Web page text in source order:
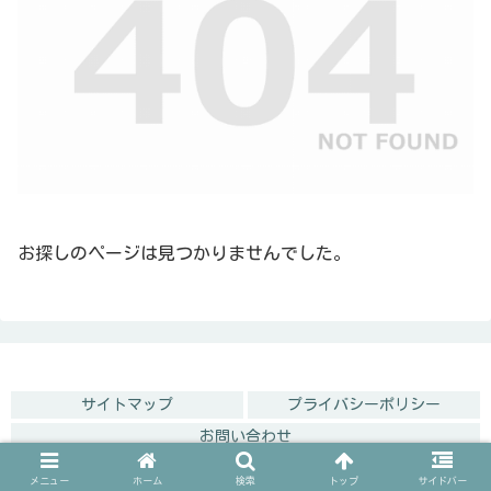
お探しのページは見つかりませんでした。
サイトマップ プライバシーポリシー
お問い合わせ
© 2020 専業主婦の暇つぶし.
メニュー ホーム 検索 トップ サイドバー